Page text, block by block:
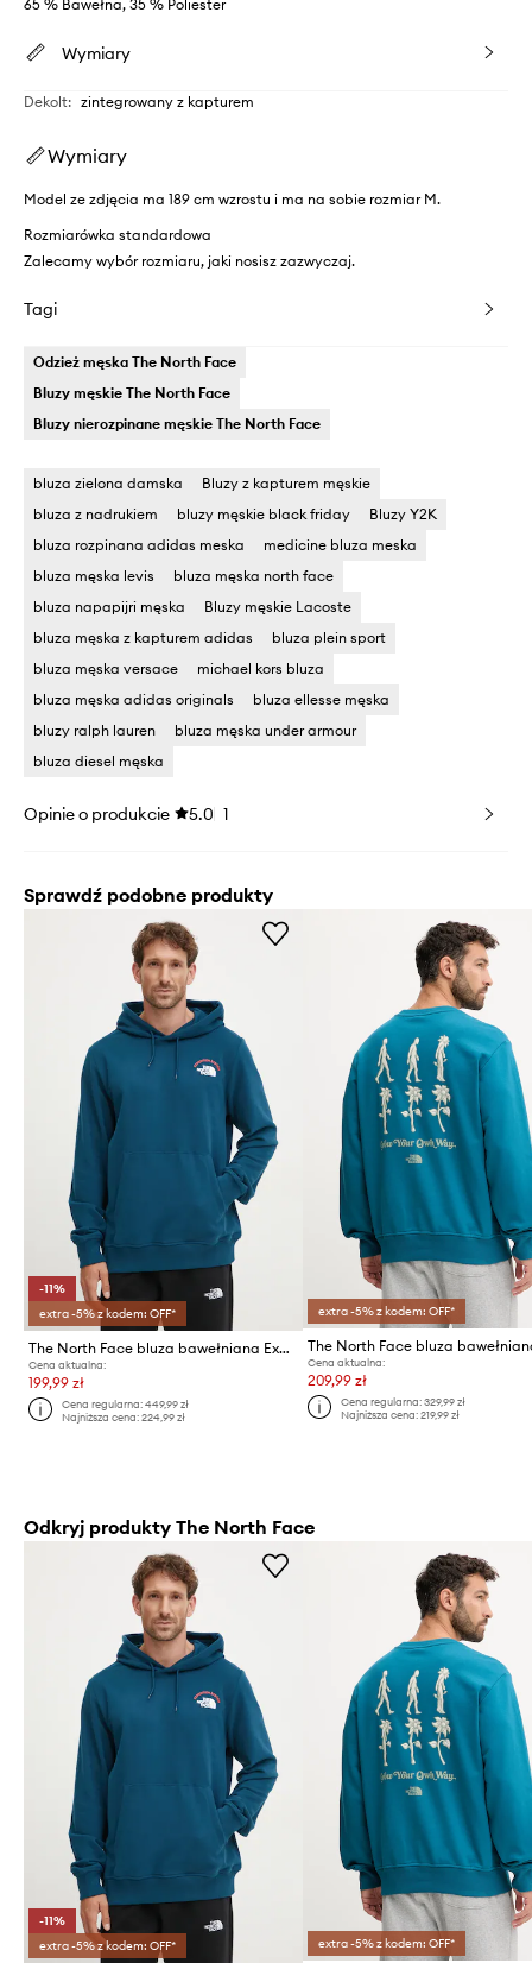
65 % Bawełna, 35 % Poliester
Wymiary
Dekolt: zintegrowany z kapturem
Wymiary
Model ze zdjęcia ma 189 cm wzrostu i ma na sobie rozmiar M.
Rozmiarówka standardowa
Zalecamy wybór rozmiaru, jaki nosisz zazwyczaj.
Tagi
Odzież męska The North Face
Bluzy męskie The North Face
Bluzy nierozpinane męskie The North Face
bluza zielona damska
Bluzy z kapturem męskie
bluza z nadrukiem
bluzy męskie black friday
Bluzy Y2K
bluza rozpinana adidas meska
medicine bluza meska
bluza męska levis
bluza męska north face
bluza napapijri męska
Bluzy męskie Lacoste
bluza męska z kapturem adidas
bluza plein sport
bluza męska versace
michael kors bluza
bluza męska adidas originals
bluza ellesse męska
bluzy ralph lauren
bluza męska under armour
bluza diesel męska
Opinie o produkcie 5.0 1
Sprawdź podobne produkty
-11%
extra -5% z kodem: OFF*
The North Face bluza bawełniana Expedition System
Cena aktualna:
199,99 zł
Cena regularna:449,99 zł
Najniższa cena:224,99 zł
extra -5% z kodem: OFF*
Cena aktualna:
209,99 zł
Cena regularna: 329,99 zł
Najniższa cena: 219,99 zł
Odkryj produkty The North Face
-11%
extra -5% z kodem: OFF*
extra -5% z kodem: OFF*